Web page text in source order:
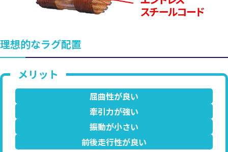
理想的なラグ配置
屈曲性が良い
牽引力が強い
振動が小さい
前後走行性が良い